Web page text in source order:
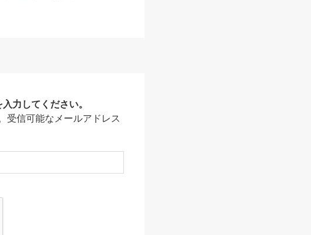
力してください。
受信可能なメールアドレス